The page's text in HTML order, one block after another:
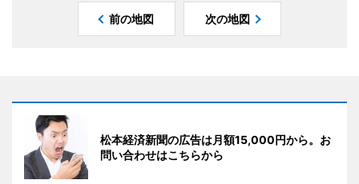
前の地図 次の地図
松本経済新聞の広告は月額15,000円から。お
問い合わせはこちらから